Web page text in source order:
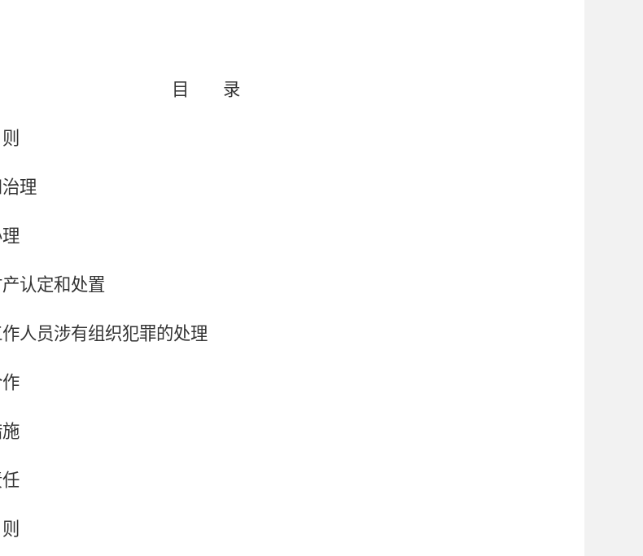
目 录
则
理
认定和处置
人员涉有组织犯罪的处理
则